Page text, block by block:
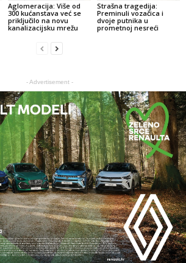
Aglomeracija: Više od
300 kućanstava već se
priključilo na novu
kanalizacijsku mrežu
Strašna tragedija:
Preminuli vozačica i
dvoje putnika u
prometnoj nesreći
- Advertisement -